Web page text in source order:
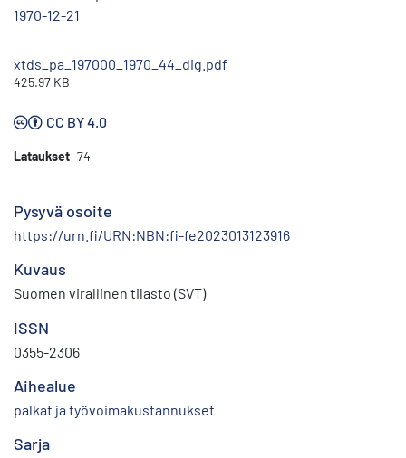
1970-12-21
xtds_pa_197000_1970_44_dig.pdf
425.97 KB
CC BY 4.0
Lataukset 74
Pysyvä osoite
https://urn.fi/URN:NBN:fi-fe2023013123916
Kuvaus
Suomen virallinen tilasto (SVT)
ISSN
0355-2306
Aihealue
palkat ja työvoimakustannukset
Sarja